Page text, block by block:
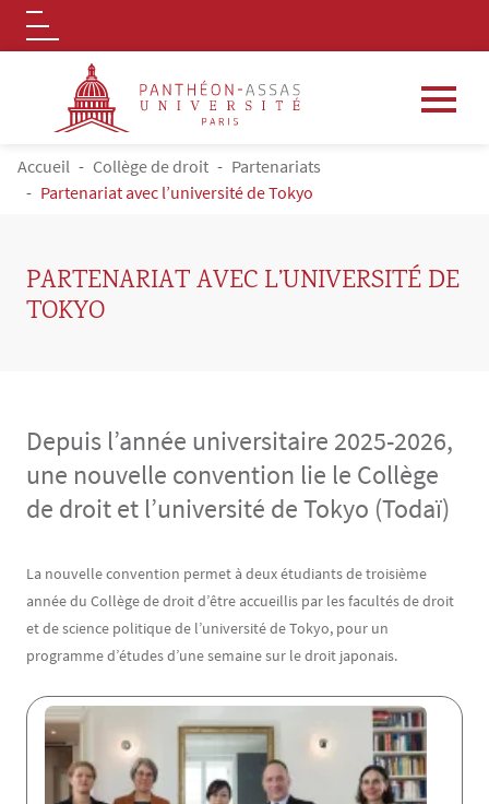
Aller au contenu principal
Logo
FIL D'ARIANE
Accueil Collège de droit
Partenariats
Partenariat avec l’université de Tokyo
PARTENARIAT AVEC L’UNIVERSITÉ DE
TOKYO
Depuis l’année universitaire 2025-2026,
une nouvelle convention lie le Collège
de droit et l’université de Tokyo (Todaï)
Contenu
Texte
La nouvelle convention permet à deux étudiants de troisième
année du Collège de droit d’être accueillis par les facultés de droit
et de science politique de l’université de Tokyo, pour un
programme d’études d’une semaine sur le droit japonais.